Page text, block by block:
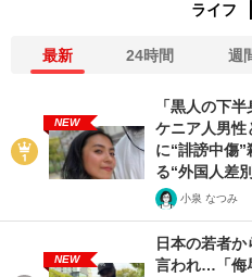
ライフ
最新 24時間 週
NEW
「黒人の下
ケニア人男性
に“誹謗中傷
る“外国人差
小泉 なつみ
NEW
日本の若者
言われ…「侮